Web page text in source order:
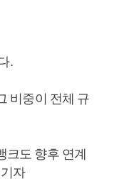
.
비중이 전체 규
크도 향후 연계
자